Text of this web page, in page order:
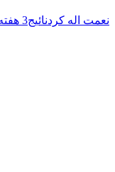
نعمت اله کردنائیج3 هفته ago